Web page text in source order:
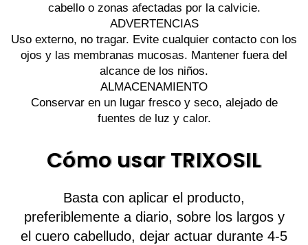
cabello o zonas afectadas por la calvicie.
ADVERTENCIAS
Uso externo, no tragar. Evite cualquier contacto con los
ojos y las membranas mucosas. Mantener fuera del
alcance de los niños.
ALMACENAMIENTO
Conservar en un lugar fresco y seco, alejado de
fuentes de luz y calor.
Cómo usar TRIXOSIL
Basta con aplicar el producto,
preferiblemente a diario, sobre los largos y
el cuero cabelludo, dejar actuar durante 4-5